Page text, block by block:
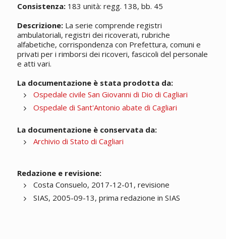
Consistenza:183 unità: regg. 138, bb. 45
Descrizione:La serie comprende registri
ambulatoriali, registri dei ricoverati, rubriche
alfabetiche, corrispondenza con Prefettura, comuni e
privati per i rimborsi dei ricoveri, fascicoli del personale
e atti vari.
La documentazione è stata prodotta da:
Ospedale civile San Giovanni di Dio di Cagliari
Ospedale di Sant'Antonio abate di Cagliari
La documentazione è conservata da:
Archivio di Stato di Cagliari
Redazione e revisione:
Costa Consuelo, 2017-12-01, revisione
SIAS, 2005-09-13, prima redazione in SIAS